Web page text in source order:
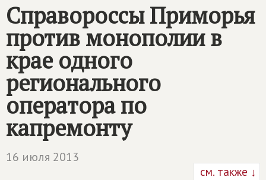
Справороссы Приморья
против монополии в
крае одного
регионального
оператора по
капремонту
16 июля 2013
см. также ↓